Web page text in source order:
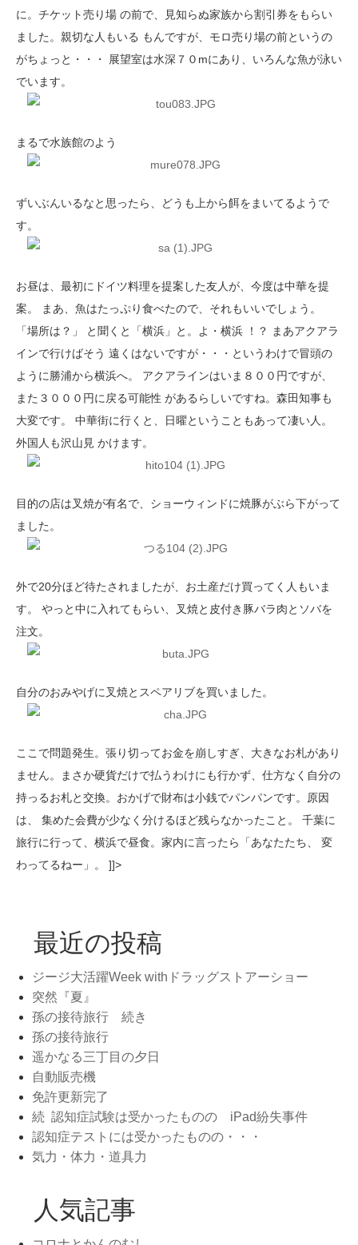
に。チケット売り場 の前で、見知らぬ家族から割引券をもらい
ました。親切な人もいる もんですが、モロ売り場の前というの
がちょっと・・・ 展望室は水深７０mにあり、いろんな魚が泳い
でいます。
まるで水族館のよう
ずいぶんいるなと思ったら、どうも上から餌をまいてるようで
す。
お昼は、最初にドイツ料理を提案した友人が、今度は中華を提
案。 まあ、魚はたっぷり食べたので、それもいいでしょう。
「場所は？」 と聞くと「横浜」と。よ・横浜 ！？ まあアクアラ
インで行けばそう 遠くはないですが・・・というわけで冒頭の
ように勝浦から横浜へ。 アクアラインはいま８００円ですが、
また３０００円に戻る可能性 があるらしいですね。森田知事も
大変です。 中華街に行くと、日曜ということもあって凄い人。
外国人も沢山見 かけます。
目的の店は叉焼が有名で、ショーウィンドに焼豚がぶら下がって
ました。
外で20分ほど待たされましたが、お土産だけ買ってく人もいま
す。 やっと中に入れてもらい、叉焼と皮付き豚バラ肉とソバを
注文。
自分のおみやげに叉焼とスペアリブを買いました。
ここで問題発生。張り切ってお金を崩しすぎ、大きなお札があり
ません。まさか硬貨だけで払うわけにも行かず、仕方なく自分の
持っるお札と交換。おかげで財布は小銭でパンパンです。原因
は、 集めた会費が少なく分けるほど残らなかったこと。 千葉に
旅行に行って、横浜で昼食。家内に言ったら「あなたたち、 変
わってるねー」。 ]]>
最近の投稿
ジージ大活躍Week withドラッグストアーショー
突然『夏』
孫の接待旅行 続き
孫の接待旅行
遥かなる三丁目の夕日
自動販売機
免許更新完了
続 認知症試験は受かったものの iPad紛失事件
認知症テストには受かったものの・・・
気力・体力・道具力
人気記事